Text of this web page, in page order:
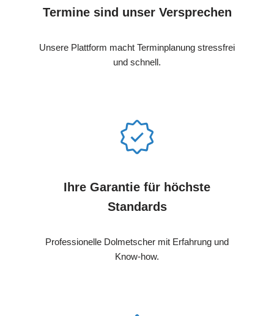
Termine sind unser Versprechen
Unsere Plattform macht Terminplanung stressfrei
und schnell.
Ihre Garantie für höchste
Standards
Professionelle Dolmetscher mit Erfahrung und
Know-how.